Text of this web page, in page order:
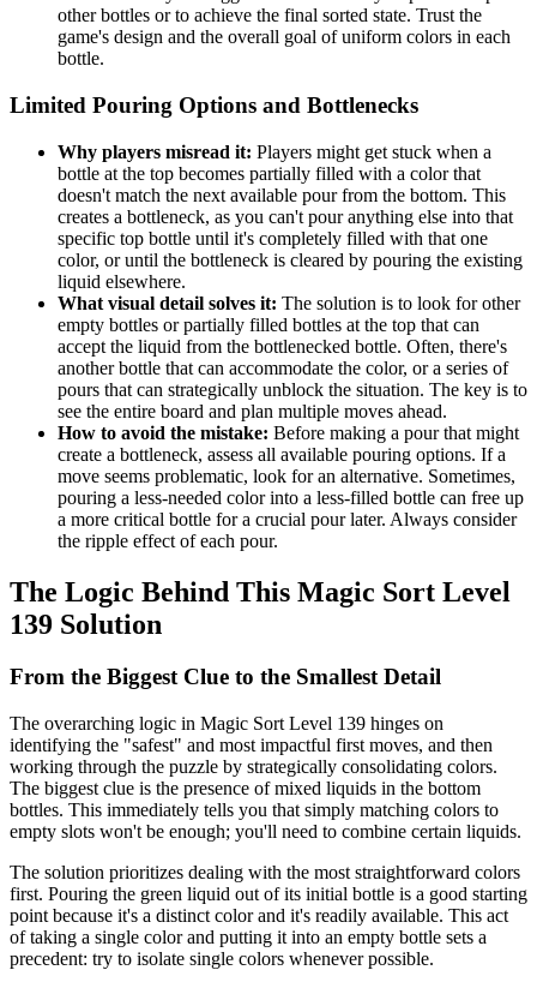
other bottles or to achieve the final sorted state. Trust the
game's design and the overall goal of uniform colors in each
bottle.
Limited Pouring Options and Bottlenecks
Why players misread it: Players might get stuck when a
bottle at the top becomes partially filled with a color that
doesn't match the next available pour from the bottom. This
creates a bottleneck, as you can't pour anything else into that
specific top bottle until it's completely filled with that one
color, or until the bottleneck is cleared by pouring the existing
liquid elsewhere.
What visual detail solves it: The solution is to look for other
empty bottles or partially filled bottles at the top that can
accept the liquid from the bottlenecked bottle. Often, there's
another bottle that can accommodate the color, or a series of
pours that can strategically unblock the situation. The key is to
see the entire board and plan multiple moves ahead.
How to avoid the mistake: Before making a pour that might
create a bottleneck, assess all available pouring options. If a
move seems problematic, look for an alternative. Sometimes,
pouring a less-needed color into a less-filled bottle can free up
a more critical bottle for a crucial pour later. Always consider
the ripple effect of each pour.
The Logic Behind This Magic Sort Level
139 Solution
From the Biggest Clue to the Smallest Detail
The overarching logic in Magic Sort Level 139 hinges on
identifying the "safest" and most impactful first moves, and then
working through the puzzle by strategically consolidating colors.
The biggest clue is the presence of mixed liquids in the bottom
bottles. This immediately tells you that simply matching colors to
empty slots won't be enough; you'll need to combine certain liquids.
The solution prioritizes dealing with the most straightforward colors
first. Pouring the green liquid out of its initial bottle is a good starting
point because it's a distinct color and it's readily available. This act
of taking a single color and putting it into an empty bottle sets a
precedent: try to isolate single colors whenever possible.